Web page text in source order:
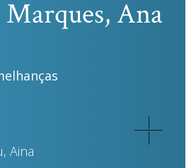
Ana
Aina